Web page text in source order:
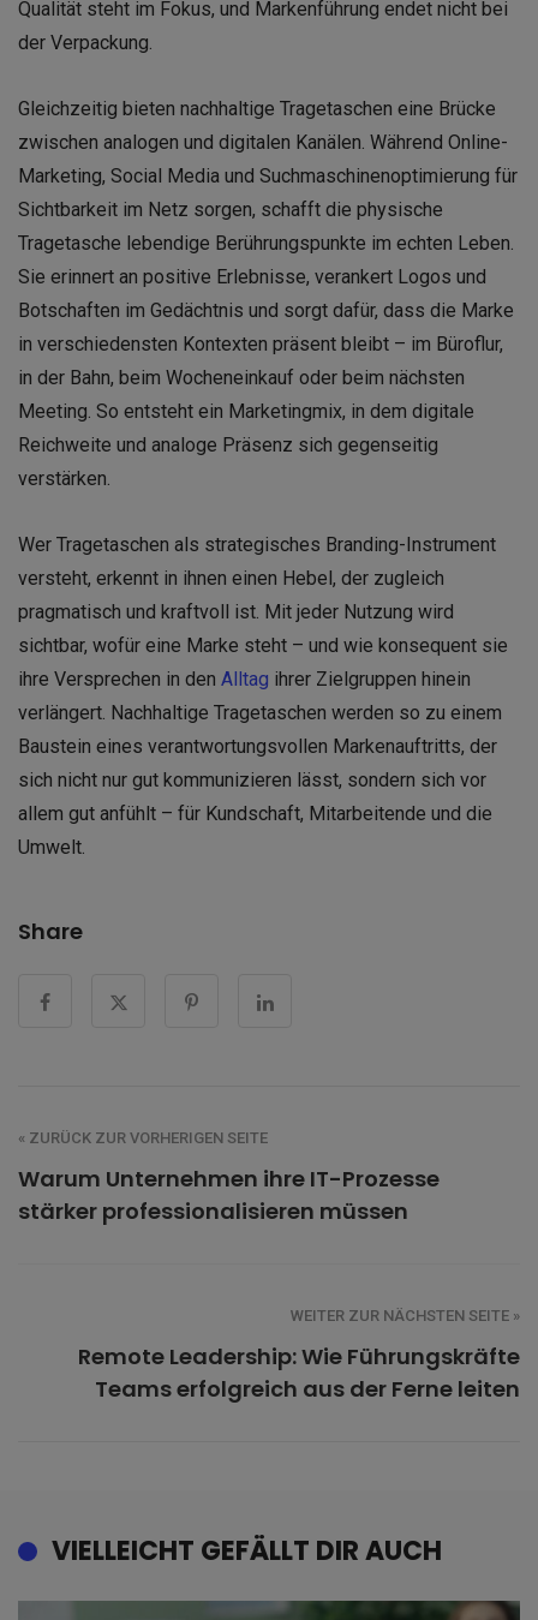
Qualität steht im Fokus, und Markenführung endet nicht bei
der Verpackung.
Gleichzeitig bieten nachhaltige Tragetaschen eine Brücke
zwischen analogen und digitalen Kanälen. Während Online-
Marketing, Social Media und Suchmaschinenoptimierung für
Sichtbarkeit im Netz sorgen, schafft die physische
Tragetasche lebendige Berührungspunkte im echten Leben.
Sie erinnert an positive Erlebnisse, verankert Logos und
Botschaften im Gedächtnis und sorgt dafür, dass die Marke
in verschiedensten Kontexten präsent bleibt – im Büroflur,
in der Bahn, beim Wocheneinkauf oder beim nächsten
Meeting. So entsteht ein Marketingmix, in dem digitale
Reichweite und analoge Präsenz sich gegenseitig
verstärken.
Wer Tragetaschen als strategisches Branding-Instrument
versteht, erkennt in ihnen einen Hebel, der zugleich
pragmatisch und kraftvoll ist. Mit jeder Nutzung wird
sichtbar, wofür eine Marke steht – und wie konsequent sie
ihre Versprechen in den Alltag ihrer Zielgruppen hinein
verlängert. Nachhaltige Tragetaschen werden so zu einem
Baustein eines verantwortungsvollen Markenauftritts, der
sich nicht nur gut kommunizieren lässt, sondern sich vor
allem gut anfühlt – für Kundschaft, Mitarbeitende und die
Umwelt.
Share
« ZURÜCK ZUR VORHERIGEN SEITE
Warum Unternehmen ihre IT-Prozesse
stärker professionalisieren müssen
WEITER ZUR NÄCHSTEN SEITE »
Remote Leadership: Wie Führungskräfte
Teams erfolgreich aus der Ferne leiten
VIELLEICHT GEFÄLLT DIR AUCH